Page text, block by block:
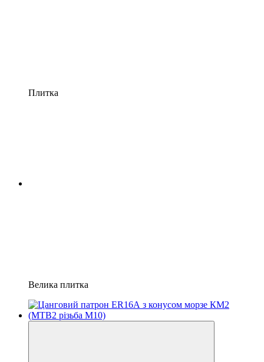
Плитка
Велика плитка